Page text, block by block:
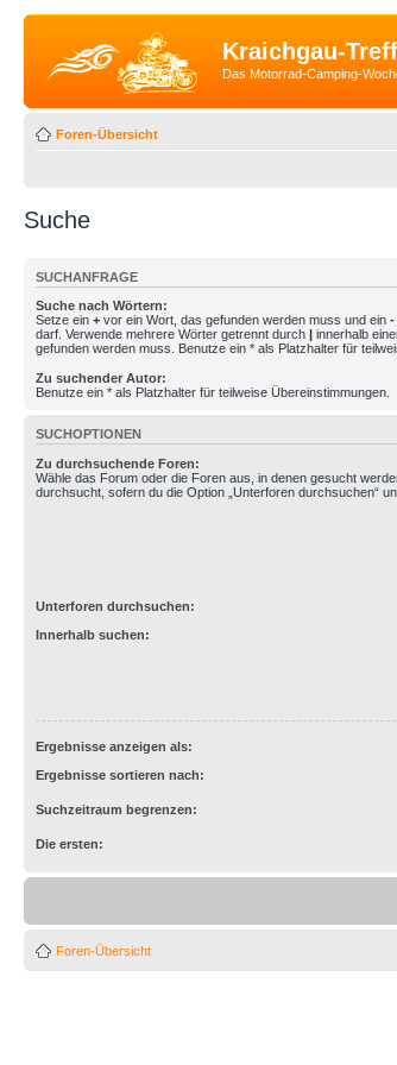
Kraichgau-
Das Motorrad-Camping-
Foren-Übersicht
Suche
SUCHANFRAGE
Suche nach Wörtern:
Setze ein + vor ein Wort, das gefunden werden muss und ein -
darf. Verwende mehrere Wörter getrennt durch | innerhalb
gefunden werden muss. Benutze ein * als Platzhalter für
Zu suchender Autor:
Benutze ein * als Platzhalter für teilweise Übereinstimmungen.
SUCHOPTIONEN
Zu durchsuchende Foren:
Wähle das Forum oder die Foren aus, in denen gesucht
durchsucht, sofern du die Option „Unterforen durchsuchen“
Unterforen durchsuchen:
Innerhalb suchen:
Ergebnisse anzeigen als:
Ergebnisse sortieren nach:
Suchzeitraum begrenzen:
Die ersten:
Foren-Übersicht